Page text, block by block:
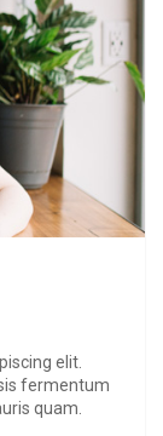
elit.
fermentum
quam.